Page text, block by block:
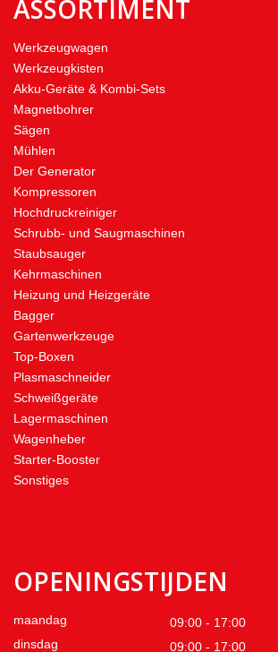
ASSORTIMENT
Werkzeugwagen
Werkzeugkisten
Akku-Geräte & Kombi-Sets
Magnetbohrer
Sägen
Mühlen
Der Generator
Kompressoren
Hochdruckreiniger
Schrubb- und Saugmaschinen
Staubsauger
Kehrmaschinen
Heizung und Heizgeräte
Bagger
Gartenwerkzeuge
Top-Boxen
Plasmaschneider
Schweißgeräte
Lagermaschinen
Wagenheber
Starter-Booster
Sonstiges
OPENINGSTIJDEN
maandag
09:00 - 17:00
dinsdag
09:00 - 17:00